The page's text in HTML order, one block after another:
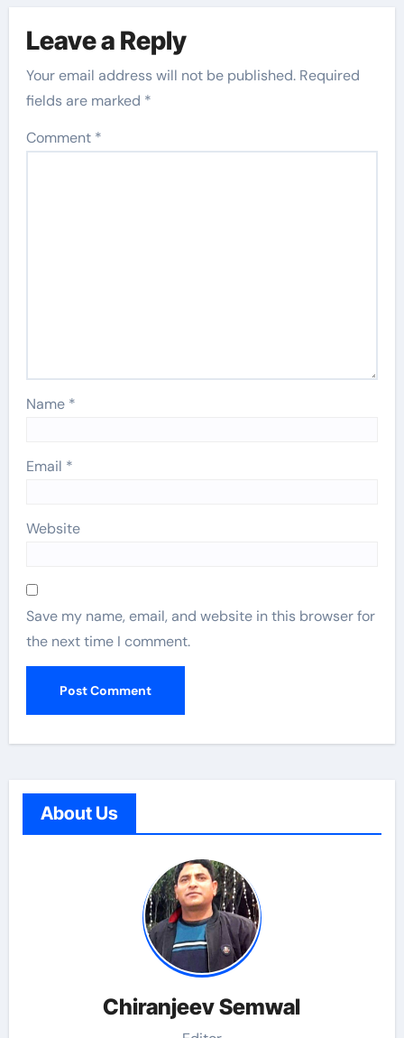
Leave a Reply
Your email address will not be published. Required
fields are marked *
Comment *
Name *
Email *
Website
Save my name, email, and website in this browser for
the next time I comment.
About Us
Chiranjeev Semwal